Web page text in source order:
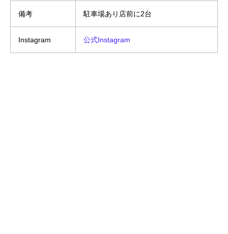
備考 駐車場あり店前に2台
Instagram 公式Instagram